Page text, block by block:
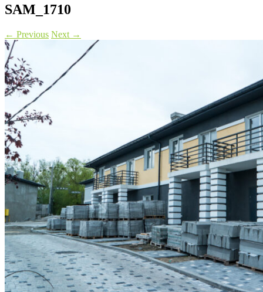
SAM_1710
← Previous Next →